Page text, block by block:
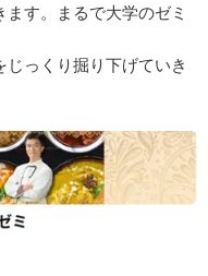
るで大学のゼミ
掘り下げていき